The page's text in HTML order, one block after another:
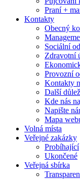
Praní +
Kontakty
Obecný
Sociální
Zdravotní
Provozní
Kontakty
Další
Kde nás
Napište
Mapa
Volná místa
Veřejné zakázky
Probíhající
Ukončené
Veřejná sbírka